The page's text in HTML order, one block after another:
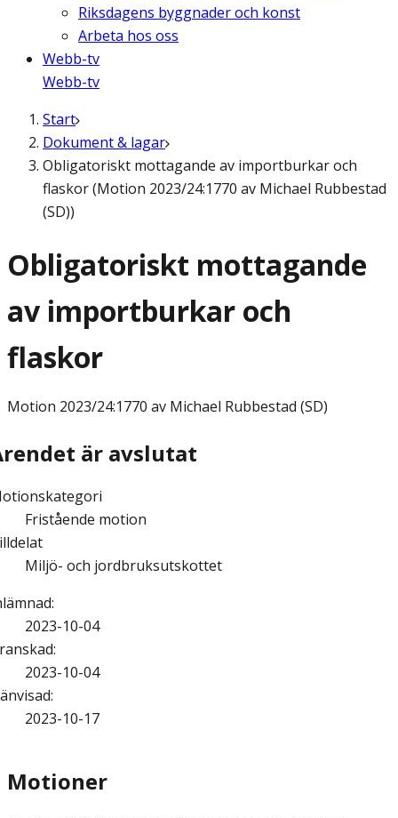
Riksdagens byggnader och konst
Arbeta hos oss
Webb-tv
Webb-tv
Start
Dokument & lagar
Obligatoriskt mottagande av importburkar och
flaskor (Motion 2023/24:1770 av Michael Rubbestad
(SD))
Obligatoriskt mottagande
av importburkar och
flaskor
Motion 2023/24:1770 av Michael Rubbestad (SD)
är avslutat
Fristående motion
Miljö- och jordbruksutskottet
:
2023-10-04
:
2023-10-04
:
2023-10-17
Motioner